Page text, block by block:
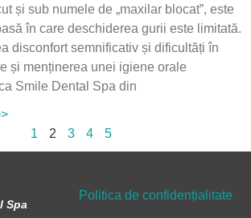
și sub numele de „maxilar blocat”, este
în care deschiderea gurii este limitată.
disconfort semnificativ și dificultăți în
și menținerea unei igiene orale
Smile Dental Spa din
1
2 3 4 5
Spa
Politica de confidențialitate